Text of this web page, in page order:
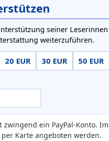
seiner
weiterzuführen.
20 EUR 30 EUR 50 EUR
ein PayPal-Konto.
Karte angeboten werden.